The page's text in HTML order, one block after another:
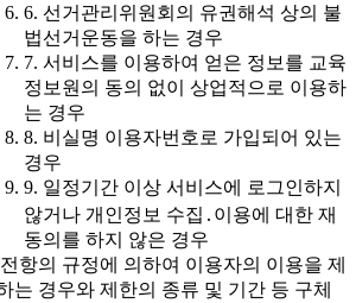
6. 선거관리위원회의 유권해석 상의 불
법선거운동을 하는 경우
7. 서비스를 이용하여 얻은 정보를 교육
정보원의 동의 없이 상업적으로 이용하
는 경우
8. 비실명 이용자번호로 가입되어 있는
경우
9. 일정기간 이상 서비스에 로그인하지
않거나 개인정보 수집․이용에 대한 재
동의를 하지 않은 경우
항의 규정에 의하여 이용자의 이용을 제
는 경우와 제한의 종류 및 기간 등 구체